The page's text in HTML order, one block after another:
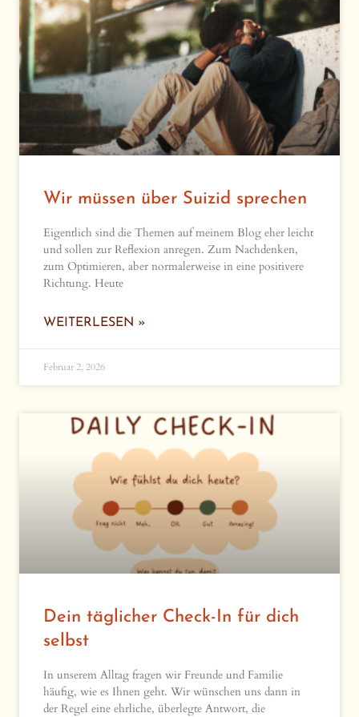
Wir müssen über Suizid sprechen
Eigentlich sind die Themen auf meinem Blog eher leicht
und sollen zur Reflexion anregen. Zum Nachdenken,
zum Optimieren, aber normalerweise in eine positivere
Richtung. Heute
WEITERLESEN »
Februar 2, 2026
Dein täglicher Check-In für dich
selbst
In unserem Alltag fragen wir Freunde und Familie
häufig, wie es Ihnen geht. Wir wünschen uns dann in
der Regel eine ehrliche, überlegte Antwort, die